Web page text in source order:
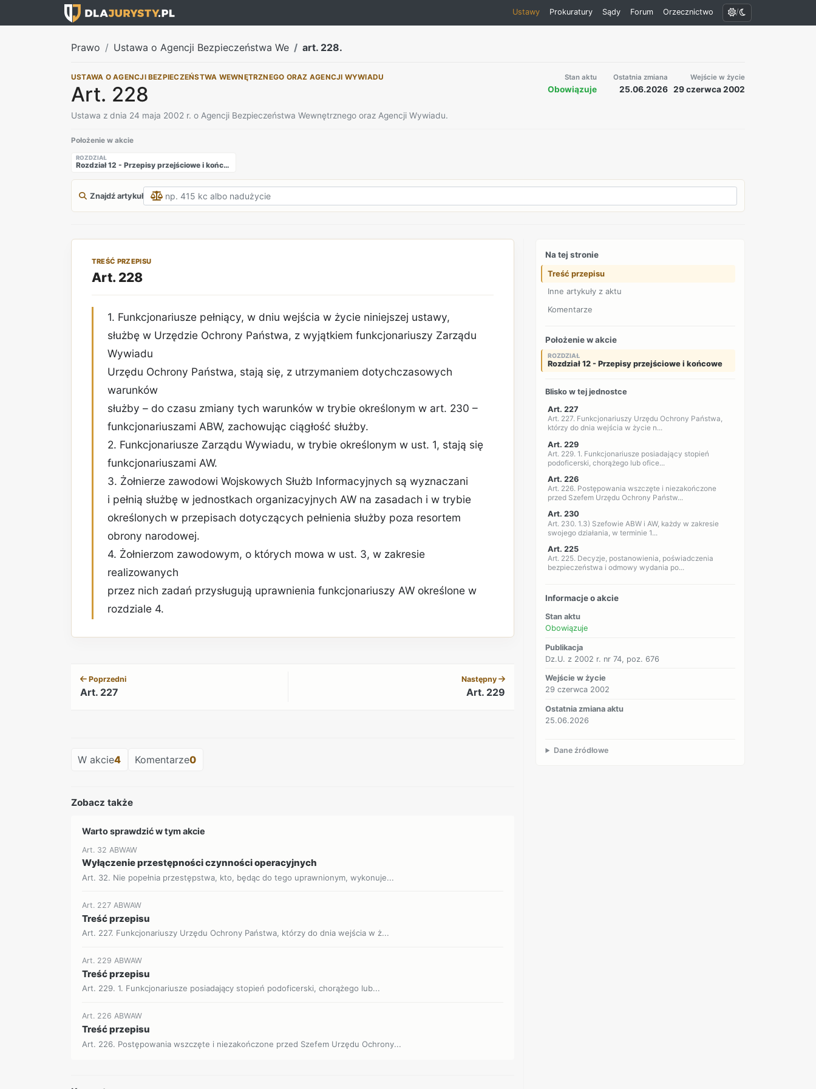
Ustawy Prokuratury Sądy Forum Orzecznictwo /
Prawo Ustawa o Agencji Bezpieczeństwa We art. 228.
USTAWA O AGENCJI BEZPIECZEŃSTWA WEWNĘTRZNEGO ORAZ AGENCJI WYWIADU
Art. 228
Ustawa z dnia 24 maja 2002 r. o Agencji Bezpieczeństwa Wewnętrznego oraz Agencji Wywiadu.
Stan aktu
Obowiązuje
Ostatnia zmiana
25.06.2026
Wejście w życie
29 czerwca 2002
Położenie w akcie
ROZDZIAŁ
Rozdział 12 - Przepisy przejściowe i końcowe
Znajdź artykuł
TREŚĆ PRZEPISU
Art. 228
1. Funkcjonariusze pełniący, w dniu wejścia w życie niniejszej ustawy,
służbę w Urzędzie Ochrony Państwa, z wyjątkiem funkcjonariuszy Zarządu
Wywiadu
Urzędu Ochrony Państwa, stają się, z utrzymaniem dotychczasowych
warunków
służby – do czasu zmiany tych warunków w trybie określonym w art. 230 –
funkcjonariuszami ABW, zachowując ciągłość służby.
2. Funkcjonariusze Zarządu Wywiadu, w trybie określonym w ust. 1, stają się
funkcjonariuszami AW.
3. Żołnierze zawodowi Wojskowych Służb Informacyjnych są wyznaczani
i pełnią służbę w jednostkach organizacyjnych AW na zasadach i w trybie
określonych w przepisach dotyczących pełnienia służby poza resortem
obrony narodowej.
4. Żołnierzom zawodowym, o których mowa w ust. 3, w zakresie
realizowanych
przez nich zadań przysługują uprawnienia funkcjonariuszy AW określone w
rozdziale 4.
Poprzedni
Art. 227
Następny
Art. 229
W akcie4 Komentarze0
Zobacz także
Warto sprawdzić w tym akcie
Art. 32 ABWAW
Wyłączenie przestępności czynności operacyjnych
Art. 32. Nie popełnia przestępstwa, kto, będąc do tego uprawnionym, wykonuje...
Art. 227 ABWAW
Treść przepisu
Art. 227. Funkcjonariuszy Urzędu Ochrony Państwa, którzy do dnia wejścia w ż...
Art. 229 ABWAW
Treść przepisu
Art. 229. 1. Funkcjonariusze posiadający stopień podoficerski, chorążego lub...
Art. 226 ABWAW
Treść przepisu
Art. 226. Postępowania wszczęte i niezakończone przed Szefem Urzędu Ochrony...
Na tej stronie
Treść przepisu
Inne artykuły z aktu
Komentarze
Położenie w akcie
ROZDZIAŁ
Rozdział 12 - Przepisy przejściowe i końcowe
Blisko w tej jednostce
Art. 227
Art. 227. Funkcjonariuszy Urzędu Ochrony Państwa,
którzy do dnia wejścia w życie n...
Art. 229
Art. 229. 1. Funkcjonariusze posiadający stopień
podoficerski, chorążego lub ofice...
Art. 226
Art. 226. Postępowania wszczęte i niezakończone
przed Szefem Urzędu Ochrony Państw...
Art. 230
Art. 230. 1.3) Szefowie ABW i AW, każdy w zakresie
swojego działania, w terminie 1...
Art. 225
Art. 225. Decyzje, postanowienia, poświadczenia
bezpieczeństwa i odmowy wydania po...
Informacje o akcie
Stan aktu
Obowiązuje
Publikacja
Dz.U. z 2002 r. nr 74, poz. 676
Wejście w życie
29 czerwca 2002
Ostatnia zmiana aktu
25.06.2026
Dane źródłowe